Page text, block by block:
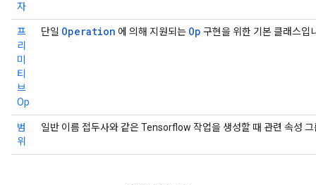
자
프
리
미
티
브
Op
단일 Operation 에 의해 지원되는 Op 구현을 위한 기본 클래스입
범
위
일반 이름 접두사와 같은 Tensorflow 작업을 생성할 때 관련 속성